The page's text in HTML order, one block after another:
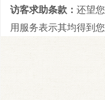
访客求助条款： 还望
用服务表示其均得到